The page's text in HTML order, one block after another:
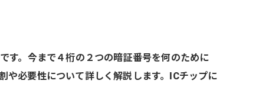
す。今まで４桁の２つの暗証番号を何のために
や必要性について詳しく解説します。ICチップに